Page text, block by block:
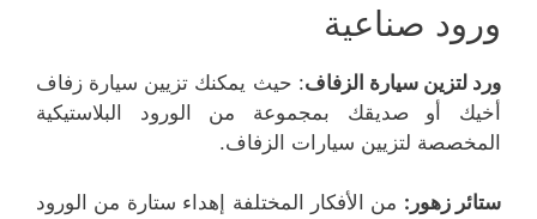
ورود صناعية
ورد لتزين سيارة الزفاف: حيث يمكنك تزيين سيارة زفاف
أخيك أو صديقك بمجموعة من الورود البلاستيكية
المخصصة لتزيين سيارات الزفاف.
ستائر زهور: من الأفكار المختلفة إهداء ستارة من الورود